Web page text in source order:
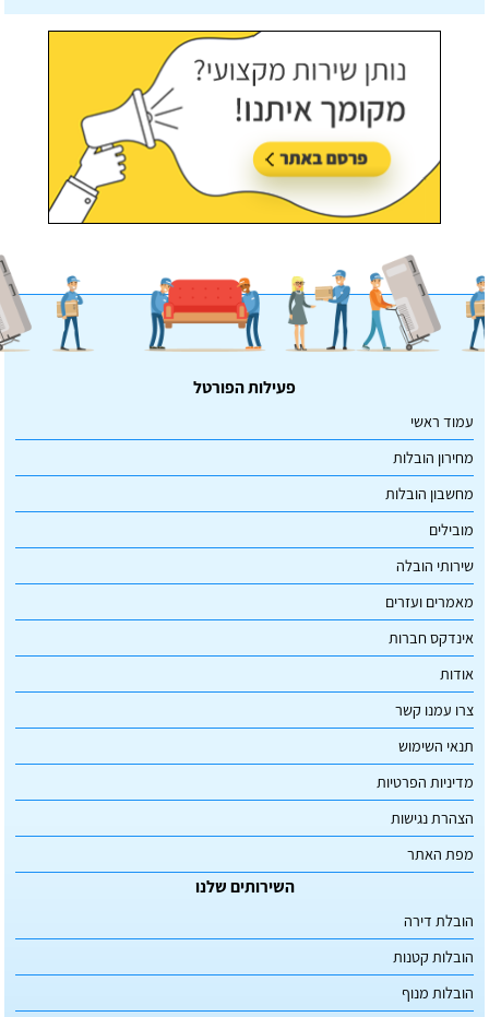
עודכן לאחרונה:07/07/2026, בשעה 14:23
פעילות הפורטל
עמוד ראשי
מחירון הובלות
מחשבון הובלות
מובילים
שירותי הובלה
מאמרים ועזרים
אינדקס חברות
אודות
צרו עמנו קשר
תנאי השימוש
מדיניות הפרטיות
הצהרת נגישות
מפת האתר
השירותים שלנו
הובלת דירה
הובלות קטנות
הובלות מנוף